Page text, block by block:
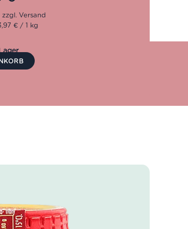
so lange Zeitspanne erfüllt werden.
den Schwerpunkt auf die Tradition
€ / 1 kg